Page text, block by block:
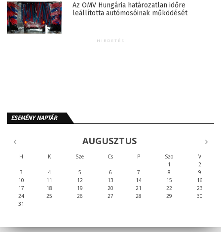
Az OMV Hungária határozatlan időre
leállította autómosóinak működését
HIRDETÉS
ESEMÉNY NAPTÁR
AUGUSZTUS
H K Sze Cs P Szo
V
1
2
3
4 5 6 7 8
9
10
11 12 13 14 15
16
17
18 19 20 21 22
23
24
25 26 27 28 29
30
31